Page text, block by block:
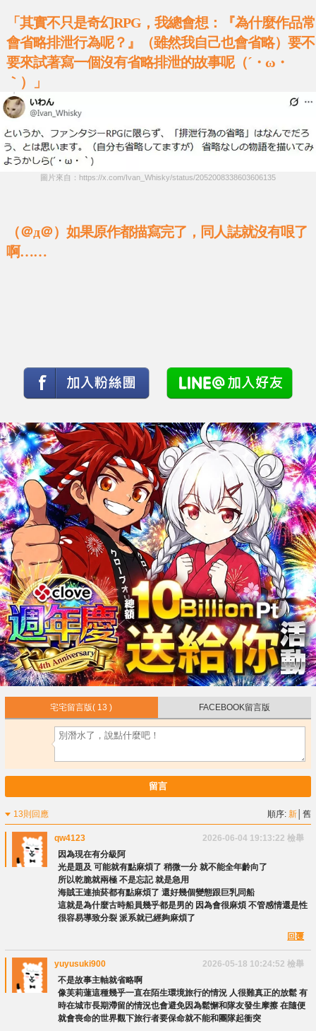
「其實不只是奇幻RPG，我總會想：『為什麼作品常
會省略排泄行為呢？』（雖然我自己也會省略）要不
要來試著寫一個沒有省略排泄的故事呢（´・ω・
｀）」
圖片來自：https://x.com/Ivan_Whisky/status/2052008338603606135
（＠д＠）如果原作都描寫完了，同人誌就沒有哏了
啊……
宅宅留言版( 13 ) FACEBOOK留言版
留言
13則回應 順序:新 │舊
qw4123 2026-06-04 19:13:22 檢舉
因為現在有分級阿
光是題及 可能就有點麻煩了 稍微一分 就不能全年齡向了
所以乾脆就兩極 不是忘記 就是急用
海賊王連抽菸都有點麻煩了 還好幾個變態跟巨乳同船
這就是為什麼古時船員幾乎都是男的 因為會很麻煩 不管感情還是性
很容易導致分裂 派系就已經夠麻煩了
回覆
yuyusuki900 2026-05-18 10:24:52 檢舉
不是故事主軸就省略啊
像芙莉蓮這種幾乎一直在陌生環境旅行的情況 人很難真正的放鬆 有
時在城市長期滯留的情況也會避免因為鬆懈和隊友發生摩擦 在隨便
就會喪命的世界觀下旅行者要保命就不能和團隊起衝突